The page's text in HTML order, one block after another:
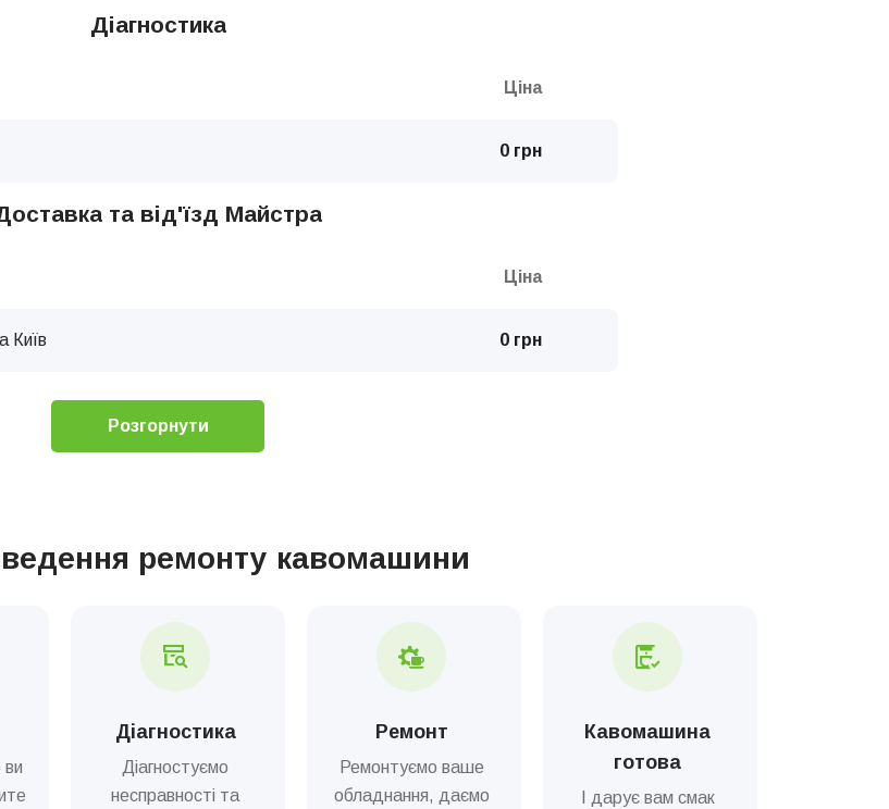
Діагностика
Ціна
0 грн
та від'їзд Майстра
Ціна
Київ 0 грн
обслуговування кавових машин
без молочної системи
Розгорнути
ремонту кавомашини
ви
Діагностика
Діагностуємо
несправності та
Ремонт
Ремонтуємо ваше
обладнання, даємо
Кавомашина
готова
І дарує вам смак